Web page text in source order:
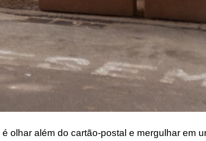
é olhar além do cartão-postal e mergulhar em